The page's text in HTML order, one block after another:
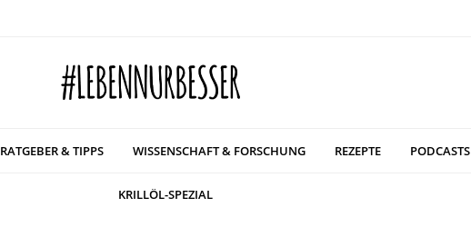
RATGEBER & TIPPS WISSENSCHAFT & FORSCHUNG REZEPTE PODCASTS
KRILLÖL-SPEZIAL